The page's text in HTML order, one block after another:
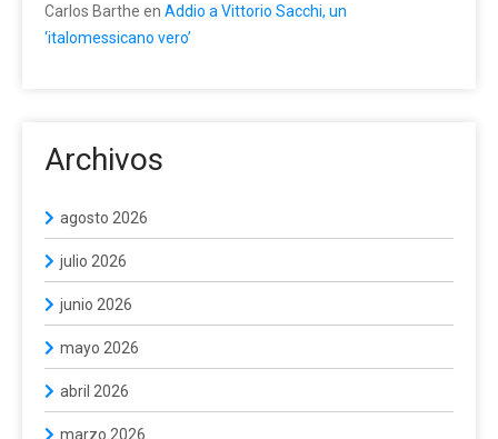
Carlos Barthe en Addio a Vittorio Sacchi, un
‘italomessicano vero’
Archivos
agosto 2026
julio 2026
junio 2026
mayo 2026
abril 2026
marzo 2026